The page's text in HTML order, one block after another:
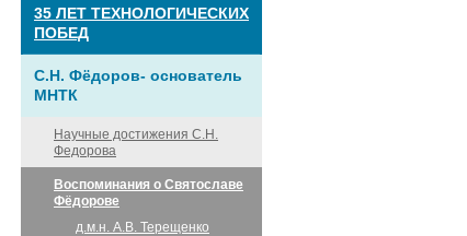
35 ЛЕТ ТЕХНОЛОГИЧЕСКИХ
ПОБЕД
С.Н. Фёдоров- основатель
МНТК
Научные достижения С.Н.
Федорова
Воспоминания о Святославе
Фёдорове
д.м.н. А.В. Терещенко